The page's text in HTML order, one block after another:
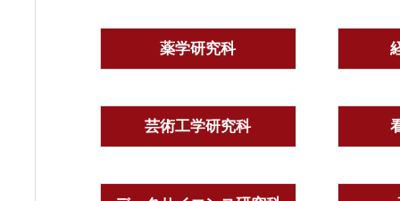
薬学研究科
芸術工学研究科